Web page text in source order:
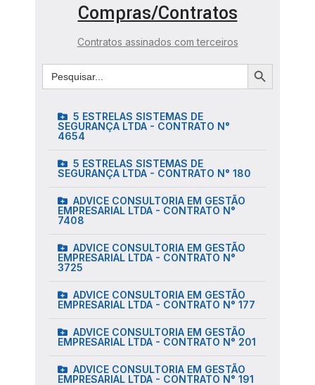
Compras/Contratos
Contratos assinados com terceiros
5 ESTRELAS SISTEMAS DE
SEGURANÇA LTDA - CONTRATO N°
4654
5 ESTRELAS SISTEMAS DE
SEGURANÇA LTDA - CONTRATO N° 180
ADVICE CONSULTORIA EM GESTÃO
EMPRESARIAL LTDA - CONTRATO N°
7408
ADVICE CONSULTORIA EM GESTÃO
EMPRESARIAL LTDA - CONTRATO N°
3725
ADVICE CONSULTORIA EM GESTÃO
EMPRESARIAL LTDA - CONTRATO N° 177
ADVICE CONSULTORIA EM GESTÃO
EMPRESARIAL LTDA - CONTRATO N° 201
ADVICE CONSULTORIA EM GESTÃO
EMPRESARIAL LTDA - CONTRATO N° 191